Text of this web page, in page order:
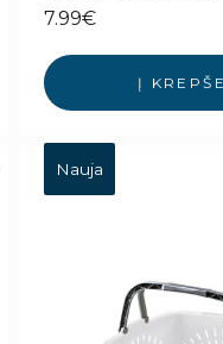
7.99€
Į
Nauja